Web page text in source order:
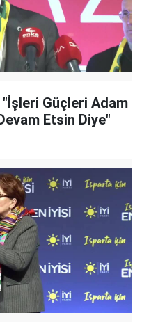
Güçleri Adam
Etsin Diye"